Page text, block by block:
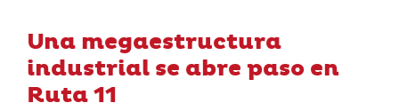
Una megaestructura
industrial se abre paso en
Ruta 11